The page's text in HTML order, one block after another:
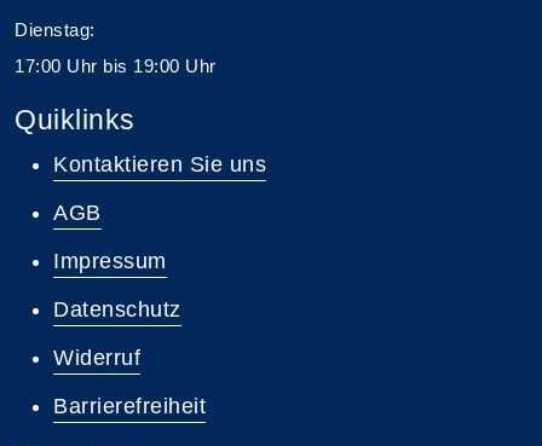
Dienstag:
17:00 Uhr bis 19:00 Uhr
Quiklinks
Kontaktieren Sie uns
AGB
Impressum
Datenschutz
Widerruf
Barrierefreiheit